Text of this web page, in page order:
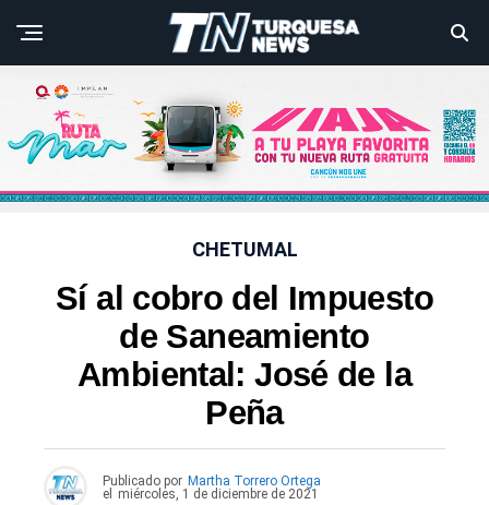
CHETUMAL
Sí al cobro del Impuesto
de Saneamiento
Ambiental: José de la
Peña
Publicado por Martha Torrero Ortega
el
miércoles, 1 de diciembre de 2021